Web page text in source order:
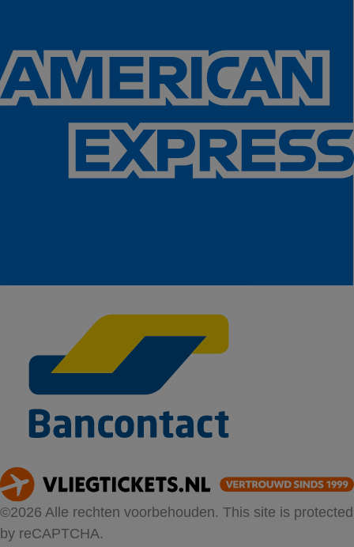
©2026 Alle rechten voorbehouden. This site is protected
by reCAPTCHA.